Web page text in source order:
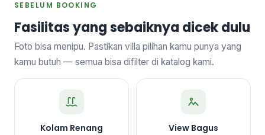
SEBELUM BOOKING
Fasilitas yang sebaiknya dicek dulu
Foto bisa menipu. Pastikan villa pilihan kamu punya yang
kamu butuh — semua bisa difilter di katalog kami.
Kolam Renang
View Bagus